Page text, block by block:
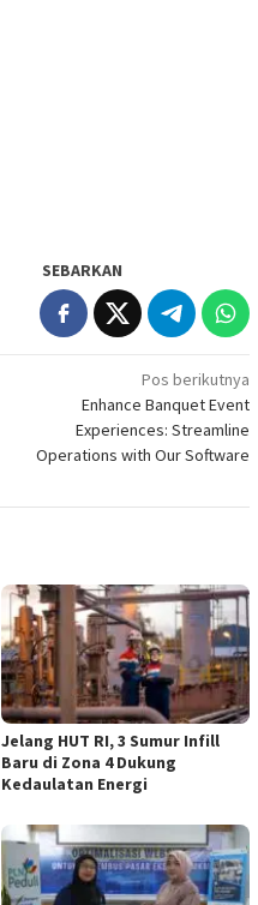
SEBARKAN
Pos berikutnya
Enhance Banquet Event
Experiences: Streamline
Operations with Our Software
Jelang HUT RI, 3 Sumur Infill
Baru di Zona 4 Dukung
Kedaulatan Energi